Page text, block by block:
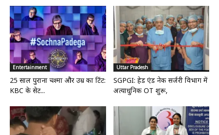
Entertainment
25 साल पुराना चश्मा और उम्र का टिंट:
KBC के सेट...
Uttar Pradesh
SGPGI: हेड एंड नेक सर्जरी विभाग में
अत्याधुनिक OT शुरू,